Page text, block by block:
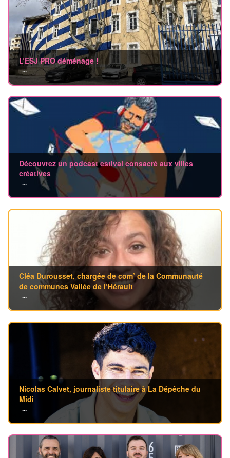
L’ESJ PRO déménage !
...
Découvrez un podcast estival consacré aux villes
créatives
...
Cléa Durousset, chargée de com’ de la Communauté
de communes Vallée de l’Hérault
...
Nicolas Calvet, journaliste titulaire à La Dépêche du
Midi
...